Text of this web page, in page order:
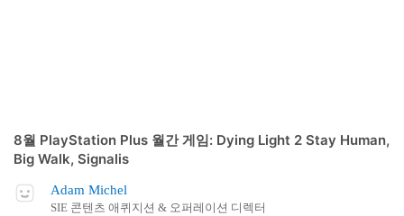
8월 PlayStation Plus 월간 게임: Dying Light 2 Stay Human,
Big Walk, Signalis
Adam Michel
SIE 콘텐츠 애퀴지션 & 오퍼레이션 디렉터